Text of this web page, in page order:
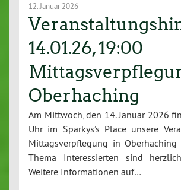
12. Januar 2026
14.01.26, 19:00
Oberhaching
Am Mittwoch, den 14. Januar 2026
Uhr im Sparkys’s Place unsere
Mittagsverpflegung in
Thema Interessierten sind
Weitere Informationen auf…